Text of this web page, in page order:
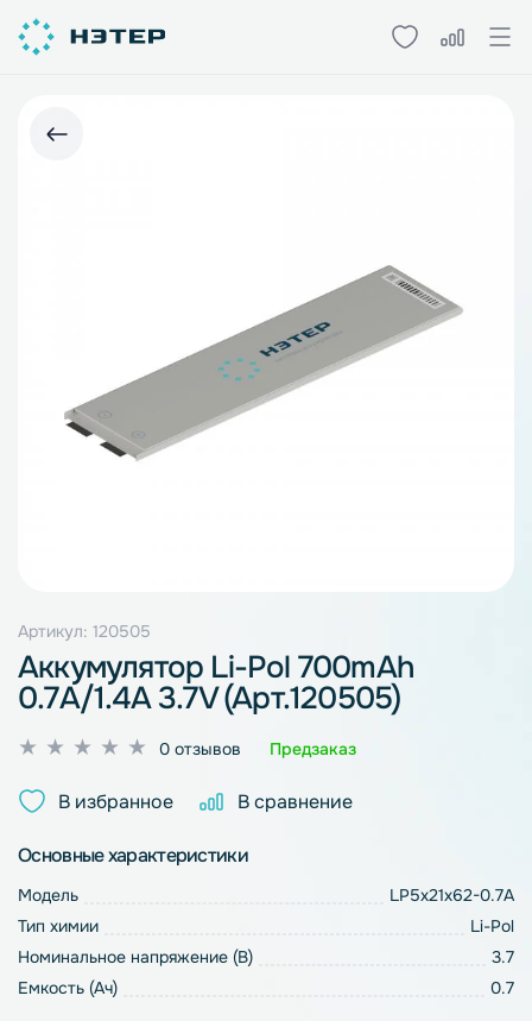
Артикул: 120505
Аккумулятор Li-Pol 700mAh
0.7A/1.4A 3.7V (Арт.120505)
Оценка
из
0 отзывов Предзаказ
В избранное В сравнение
Основные характеристики
Модель
LP5x21x62-0.7A
Тип химии
Li-Pol
Номинальное напряжение (В)
3.7
Емкость (Ач)
0.7